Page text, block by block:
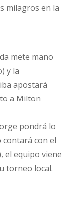
milagros en la
mete mano
y la
apostará
a Milton
pondrá lo
contará con el
el equipo viene
torneo local.